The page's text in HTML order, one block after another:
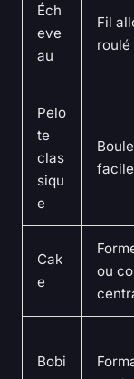
Éch
eve
au
Fil
roulé
Pelo
te
clas
siqu
e
Cak
e
ou
Bobi